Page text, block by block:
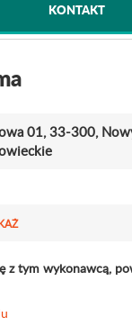
KONTAKT
01, 33-300,
z tym wykonawcą,